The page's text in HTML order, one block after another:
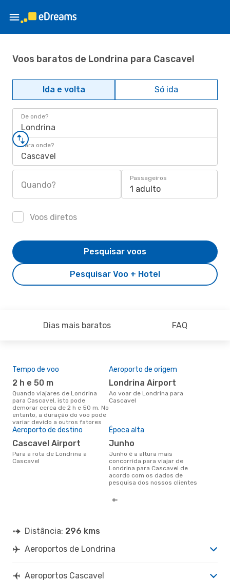
Voos baratos de Londrina para Cascavel
Ida e volta Só ida
De onde?
Londrina
Para onde?
Cascavel
Quando?
Passageiros
1 adulto
Voos diretos
Pesquisar Voo + Hotel
Pesquisar voos
Dias mais baratos FAQ
Tempo de voo
2 h e 50 m
Quando viajares de Londrina
para Cascavel, isto pode
demorar cerca de 2 h e 50 m. No
entanto, a duração do voo pode
variar devido a outros fatores
Aeroporto de origem
Londrina Airport
Ao voar de Londrina para
Cascavel
Aeroporto de destino
Cascavel Airport
Para a rota de Londrina a
Cascavel
Época alta
junho
junho é a altura mais
concorrida para viajar de
Londrina para Cascavel de
acordo com os dados de
pesquisa dos nossos clientes
Distância: 296 kms
Aeroportos de Londrina
Aeroportos Cascavel